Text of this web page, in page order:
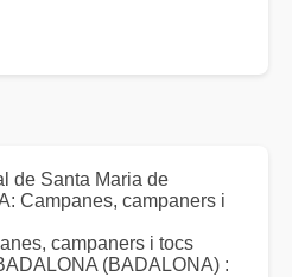
de Santa Maria de
Campanes, campaners i
campaners i tocs
(BADALONA) :